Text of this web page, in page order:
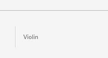
Violin